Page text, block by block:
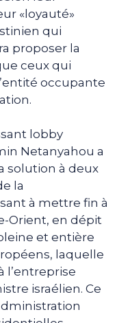
«loyauté»
qui
proposer la
ceux qui
occupante
lobby
Netanyahou a
solution à deux
la
à mettre fin à
Orient, en dépit
et entière
laquelle
l’entreprise
israélien. Ce